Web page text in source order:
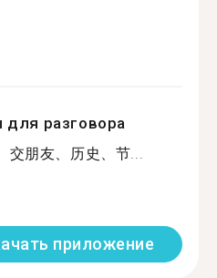
разговора
交朋友、历史、节...
приложение